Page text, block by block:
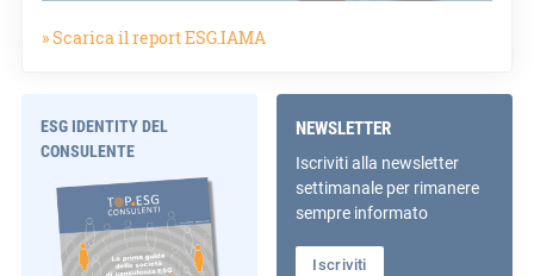
» Scarica il report ESG.IAMA
ESG IDENTITY DEL
CONSULENTE
NEWSLETTER
Iscriviti alla newsletter
settimanale per rimanere
sempre informato
Iscriviti